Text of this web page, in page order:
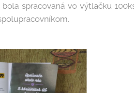
spracovaná vo výtlačku